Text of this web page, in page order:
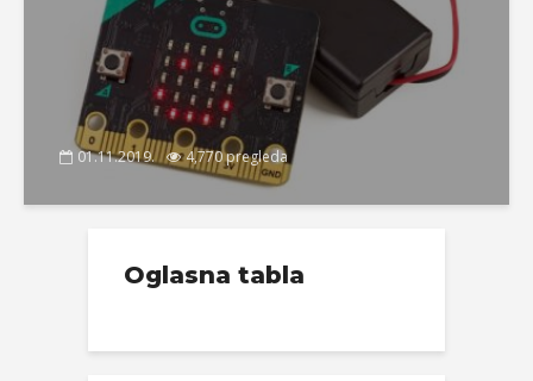
01.11.2019. 4,770 pregleda
Oglasna tabla